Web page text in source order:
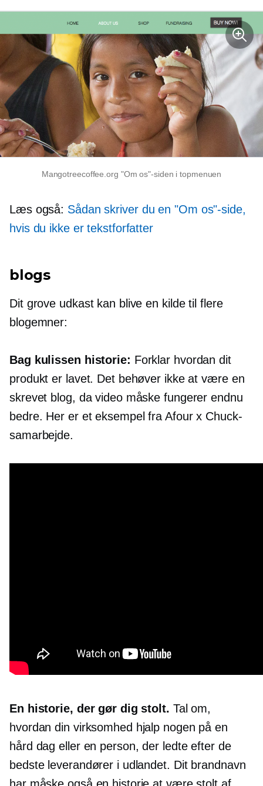
Mangotreecoffee.org "Om os"-siden i topmenuen
Læs også: Sådan skriver du en "Om os"-side,
hvis du ikke er tekstforfatter
blogs
Dit grove udkast kan blive en kilde til flere
blogemner:
Bag kulissen historie: Forklar hvordan dit
produkt er lavet. Det behøver ikke at være en
skrevet blog, da video måske fungerer endnu
bedre. Her er et eksempel fra Afour x Chuck-
samarbejde.
En historie, der gør dig stolt. Tal om,
hvordan din virksomhed hjalp nogen på en
hård dag eller en person, der ledte efter de
bedste leverandører i udlandet. Dit brandnavn